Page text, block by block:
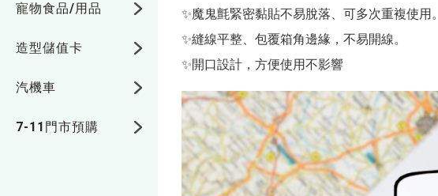
寵物食品/用品
造型儲值卡
汽機車
7-11門市預購
✨魔鬼氈緊密黏貼不易脫落、可多次重複使用。
✨縫線平整、包覆箱角邊緣，不易開線。
✨開口設計，方便使用不影響